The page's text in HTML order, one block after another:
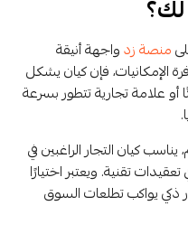
منصة زدواجهة أنيقة
الإمكانيات، فإن كيان يشكل
أو علامة تجارية تتطور بسرعة
كيان التجار الراغبين في
تقنية. ويعتبر اختيارًا
ذكي يواكب تطلعات السوق